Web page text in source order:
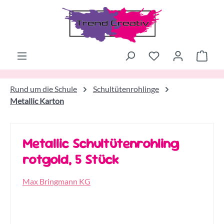
Zum Hauptinhalt springen
Rund um die Schule
Schultütenrohlinge
Metallic Karton
Metallic Schultütenrohling
rotgold, 5 Stück
Max Bringmann KG